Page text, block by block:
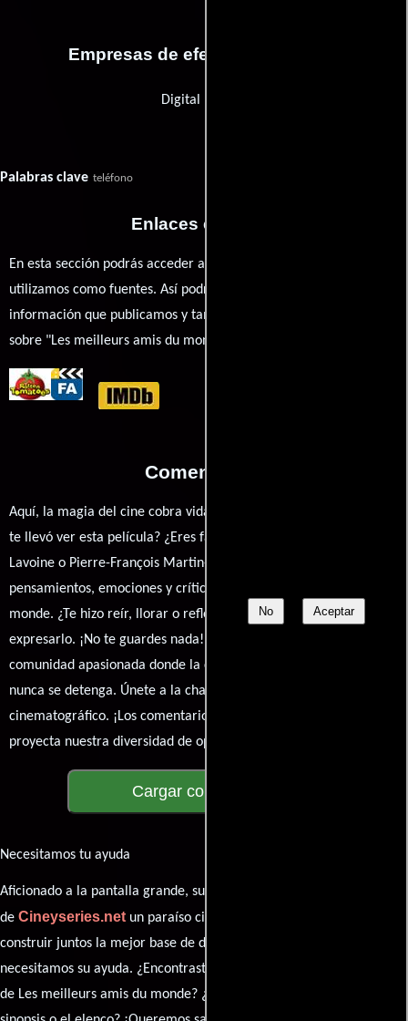
No Aceptar
Empresas de efectos especiales
Digital District
Palabras clave teléfono
Enlaces externos
En esta sección podrás acceder a los recursos externos que
utilizamos como fuentes. Así podrás chequear toda la
información que publicamos y también ampliar tu conocimiento
sobre "Les meilleurs amis du monde".
Comentarios
Aquí, la magia del cine cobra vida a través de tus opiniones. ¿Qué
te llevó ver esta película? ¿Eres fan de Julien Rambaldi, Marc
Lavoine o Pierre-François Martin-Laval? Comparte tus
pensamientos, emociones y críticas sobre Les meilleurs amis du
monde. ¿Te hizo reír, llorar o reflexionar? Este es el lugar para
expresarlo. ¡No te guardes nada! Queremos construir una
comunidad apasionada donde la conversación sobre cine y series
nunca se detenga. Únete a la charla y déjanos conocer tu mundo
cinematográfico. ¡Los comentarios son la pantalla donde se
proyecta nuestra diversidad de opiniones!
Cargar comentarios
Necesitamos tu ayuda
Aficionado a la pantalla grande, su participación es clave para hacer
de Cineyseries.netun paraíso cinéfilo completo. Queremos
construir juntos la mejor base de datos cinematográfica, pero
necesitamos su ayuda. ¿Encontraste algún dato faltante en la ficha
de Les meilleurs amis du monde? ¿Detectaste algún error en la